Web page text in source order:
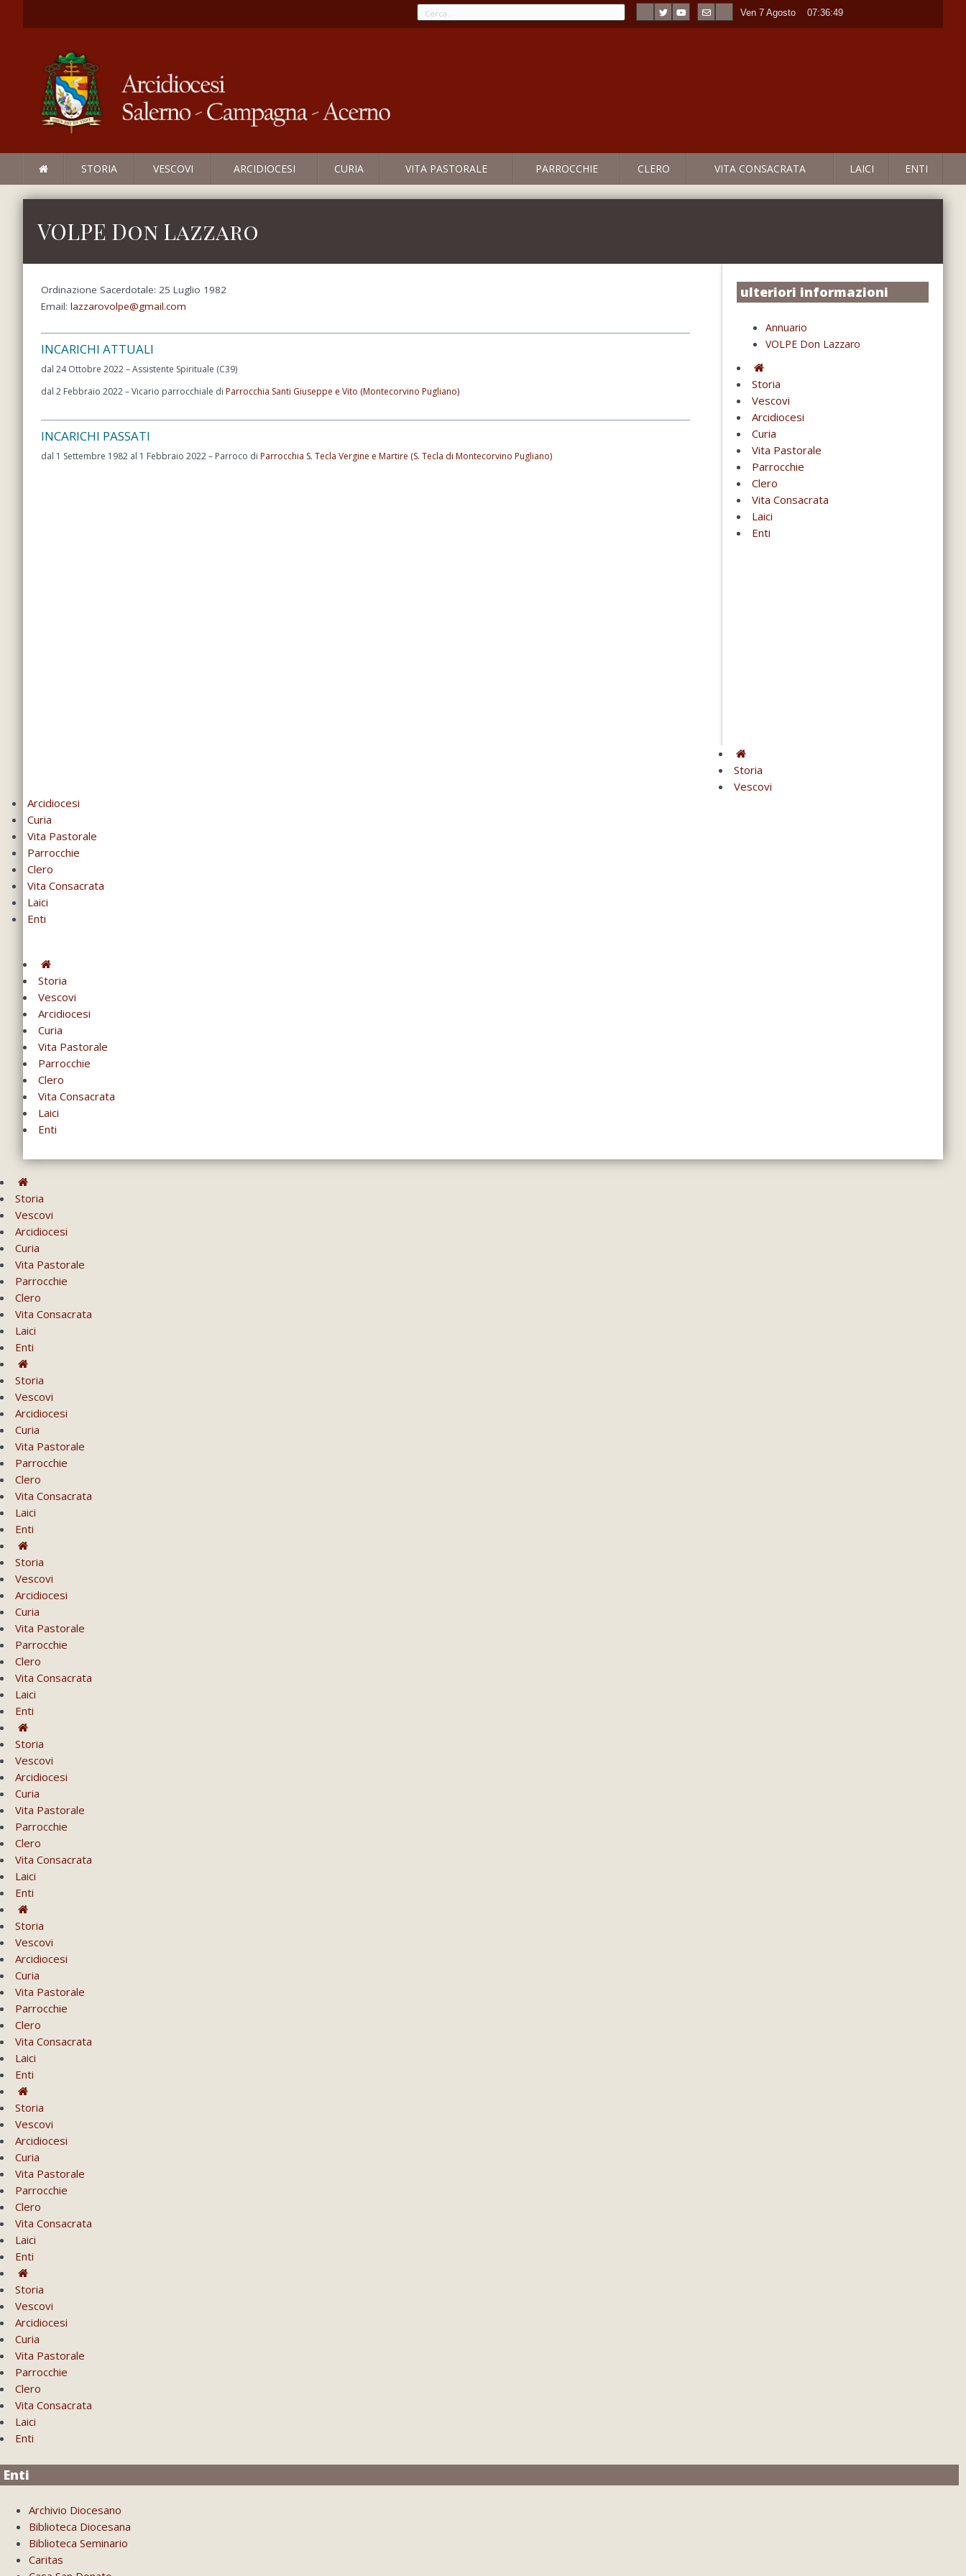
Ven 7 Agosto ----07:36:50
STORIA VESCOVI ARCIDIOCESI CURIA VITA PASTORALE PARROCCHIE CLERO VITA CONSACRATA LAICI ENTI
VOLPE Don Lazzaro
Ordinazione Sacerdotale: 25 Luglio 1982
Email: lazzarovolpe@gmail.com
INCARICHI ATTUALI
dal 24 Ottobre 2022 – Assistente Spirituale (C39)
dal 2 Febbraio 2022 – Vicario parrocchiale di Parrocchia Santi Giuseppe e Vito (Montecorvino Pugliano)
INCARICHI PASSATI
dal 1 Settembre 1982 al 1 Febbraio 2022 – Parroco di Parrocchia S. Tecla Vergine e Martire (S. Tecla di Montecorvino Pugliano)
ulteriori informazioni
Annuario
VOLPE Don Lazzaro
Storia
Vescovi
Arcidiocesi
Curia
Vita Pastorale
Parrocchie
Clero
Vita Consacrata
Laici
Enti
Storia
Vescovi
Arcidiocesi
Curia
Vita Pastorale
Parrocchie
Clero
Vita Consacrata
Laici
Enti
Storia
Vescovi
Arcidiocesi
Curia
Vita Pastorale
Parrocchie
Clero
Vita Consacrata
Laici
Enti
Storia
Vescovi
Arcidiocesi
Curia
Vita Pastorale
Parrocchie
Clero
Vita Consacrata
Laici
Enti
Storia
Vescovi
Arcidiocesi
Curia
Vita Pastorale
Parrocchie
Clero
Vita Consacrata
Laici
Enti
Storia
Vescovi
Arcidiocesi
Curia
Vita Pastorale
Parrocchie
Clero
Vita Consacrata
Laici
Enti
Storia
Vescovi
Arcidiocesi
Curia
Vita Pastorale
Parrocchie
Clero
Vita Consacrata
Laici
Enti
Storia
Vescovi
Arcidiocesi
Curia
Vita Pastorale
Parrocchie
Clero
Vita Consacrata
Laici
Enti
Storia
Vescovi
Arcidiocesi
Curia
Vita Pastorale
Parrocchie
Clero
Vita Consacrata
Laici
Enti
Storia
Vescovi
Arcidiocesi
Curia
Vita Pastorale
Parrocchie
Clero
Vita Consacrata
Laici
Enti
Enti
Archivio Diocesano
Biblioteca Diocesana
Biblioteca Seminario
Caritas